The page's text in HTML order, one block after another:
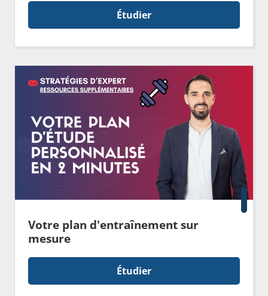
Étudier
Votre plan d'entraînement sur
mesure
Étudier